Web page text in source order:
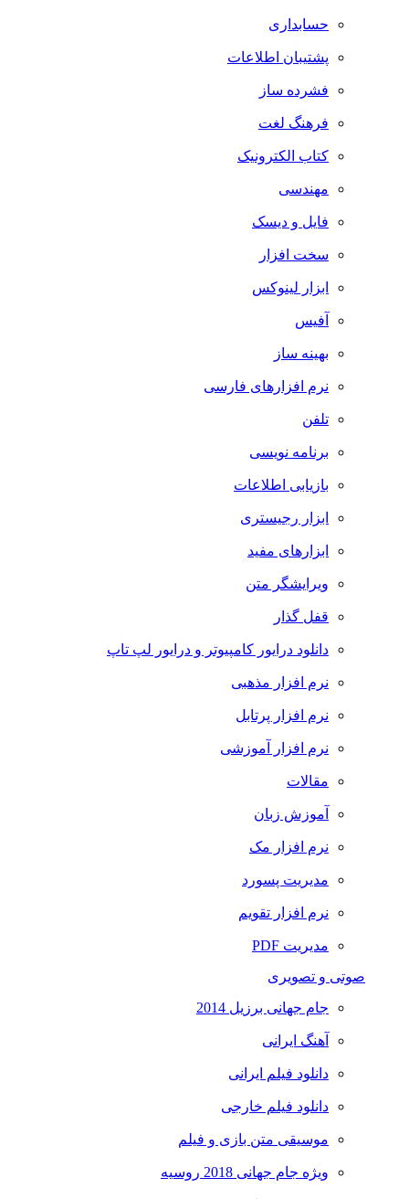
حسابداری
پشتیبان اطلاعات
فشرده ساز
فرهنگ لغت
کتاب الکترونیک
مهندسی
فایل و دیسک
سخت افزار
ابزار لینوکس
آفیس
بهینه ساز
نرم افزارهای فارسی
تلفن
برنامه نویسی
بازیابی اطلاعات
ابزار رجیستری
ابزارهای مفید
ویرایشگر متن
قفل گذار
دانلود درایور کامپیوتر و درایور لپ تاپ
نرم افزار مذهبی
نرم افزار پرتابل
نرم افزار آموزشی
مقالات
آموزش زبان
نرم افزار مک
مدیریت پسورد
نرم افزار تقویم
مدیریت PDF
صوتی و تصویری
جام جهانی برزیل 2014
آهنگ ایرانی
دانلود فیلم ایرانی
دانلود فیلم خارجی
موسیقی متن بازی و فیلم
ویژه جام جهانی 2018 روسیه